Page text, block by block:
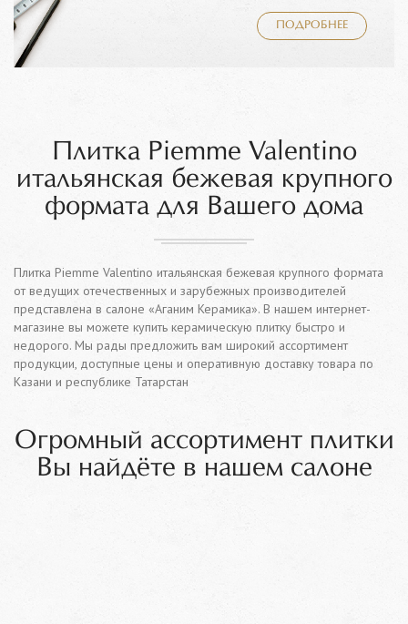
ПОДРОБНЕЕ
Плитка Piemme Valentino
итальянская бежевая крупного
формата для Вашего дома
Плитка Piemme Valentino итальянская бежевая крупного формата
от ведущих отечественных и зарубежных производителей
представлена в салоне «Аганим Керамика». В нашем интернет-
магазине вы можете купить керамическую плитку быстро и
недорого. Мы рады предложить вам широкий ассортимент
продукции, доступные цены и оперативную доставку товара по
Казани и республике Татарстан
Огромный ассортимент плитки
Вы найдёте в нашем салоне